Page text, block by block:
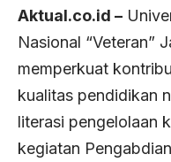
Aktual.co.id –
Nasional “Veteran”
memperkuat
kualitas pendidikan
literasi pengelolaan
kegiatan